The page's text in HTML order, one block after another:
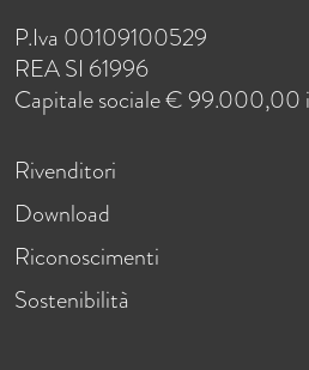
P.Iva 00109100529
REA SI 61996
Capitale sociale € 99.000,00
Rivenditori
Download
Riconoscimenti
Sostenibilità